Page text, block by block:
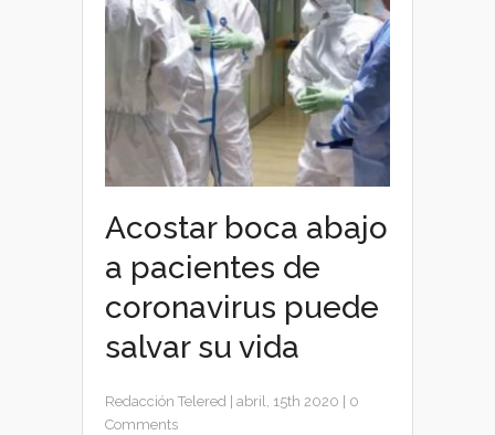
Acostar boca abajo
a pacientes de
coronavirus puede
salvar su vida
Redacción Telered abril, 15th 2020
0
Comments